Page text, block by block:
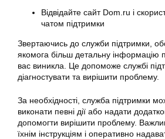
Відвідайте сайт Dom.ru і
чатом підтримки
Звертаючись до служби підтримки,
якомога більш детальну інформацію
вас виникла. Це допоможе службі
діагностувати та вирішити проблему.
За необхідності, служба підтримки
виконати певні дії або надати
допомогти вирішити проблему.
їхнім інструкціям і оперативно